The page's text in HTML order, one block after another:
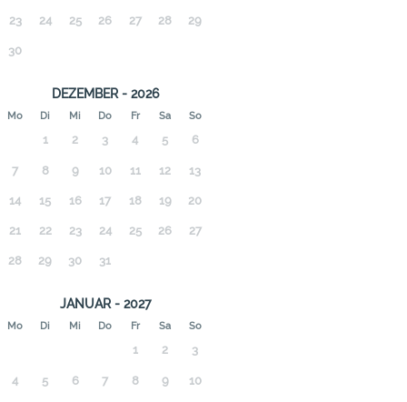
23 24 25 26 27 28 29
30
DEZEMBER - 2026
Mo Di Mi Do Fr Sa So
1 2 3 4 5 6
7 8 9 10 11 12 13
14 15 16 17 18 19 20
21 22 23 24 25 26 27
28 29 30 31
JANUAR - 2027
Mo Di Mi Do Fr Sa So
1 2 3
4 5 6 7 8 9 10